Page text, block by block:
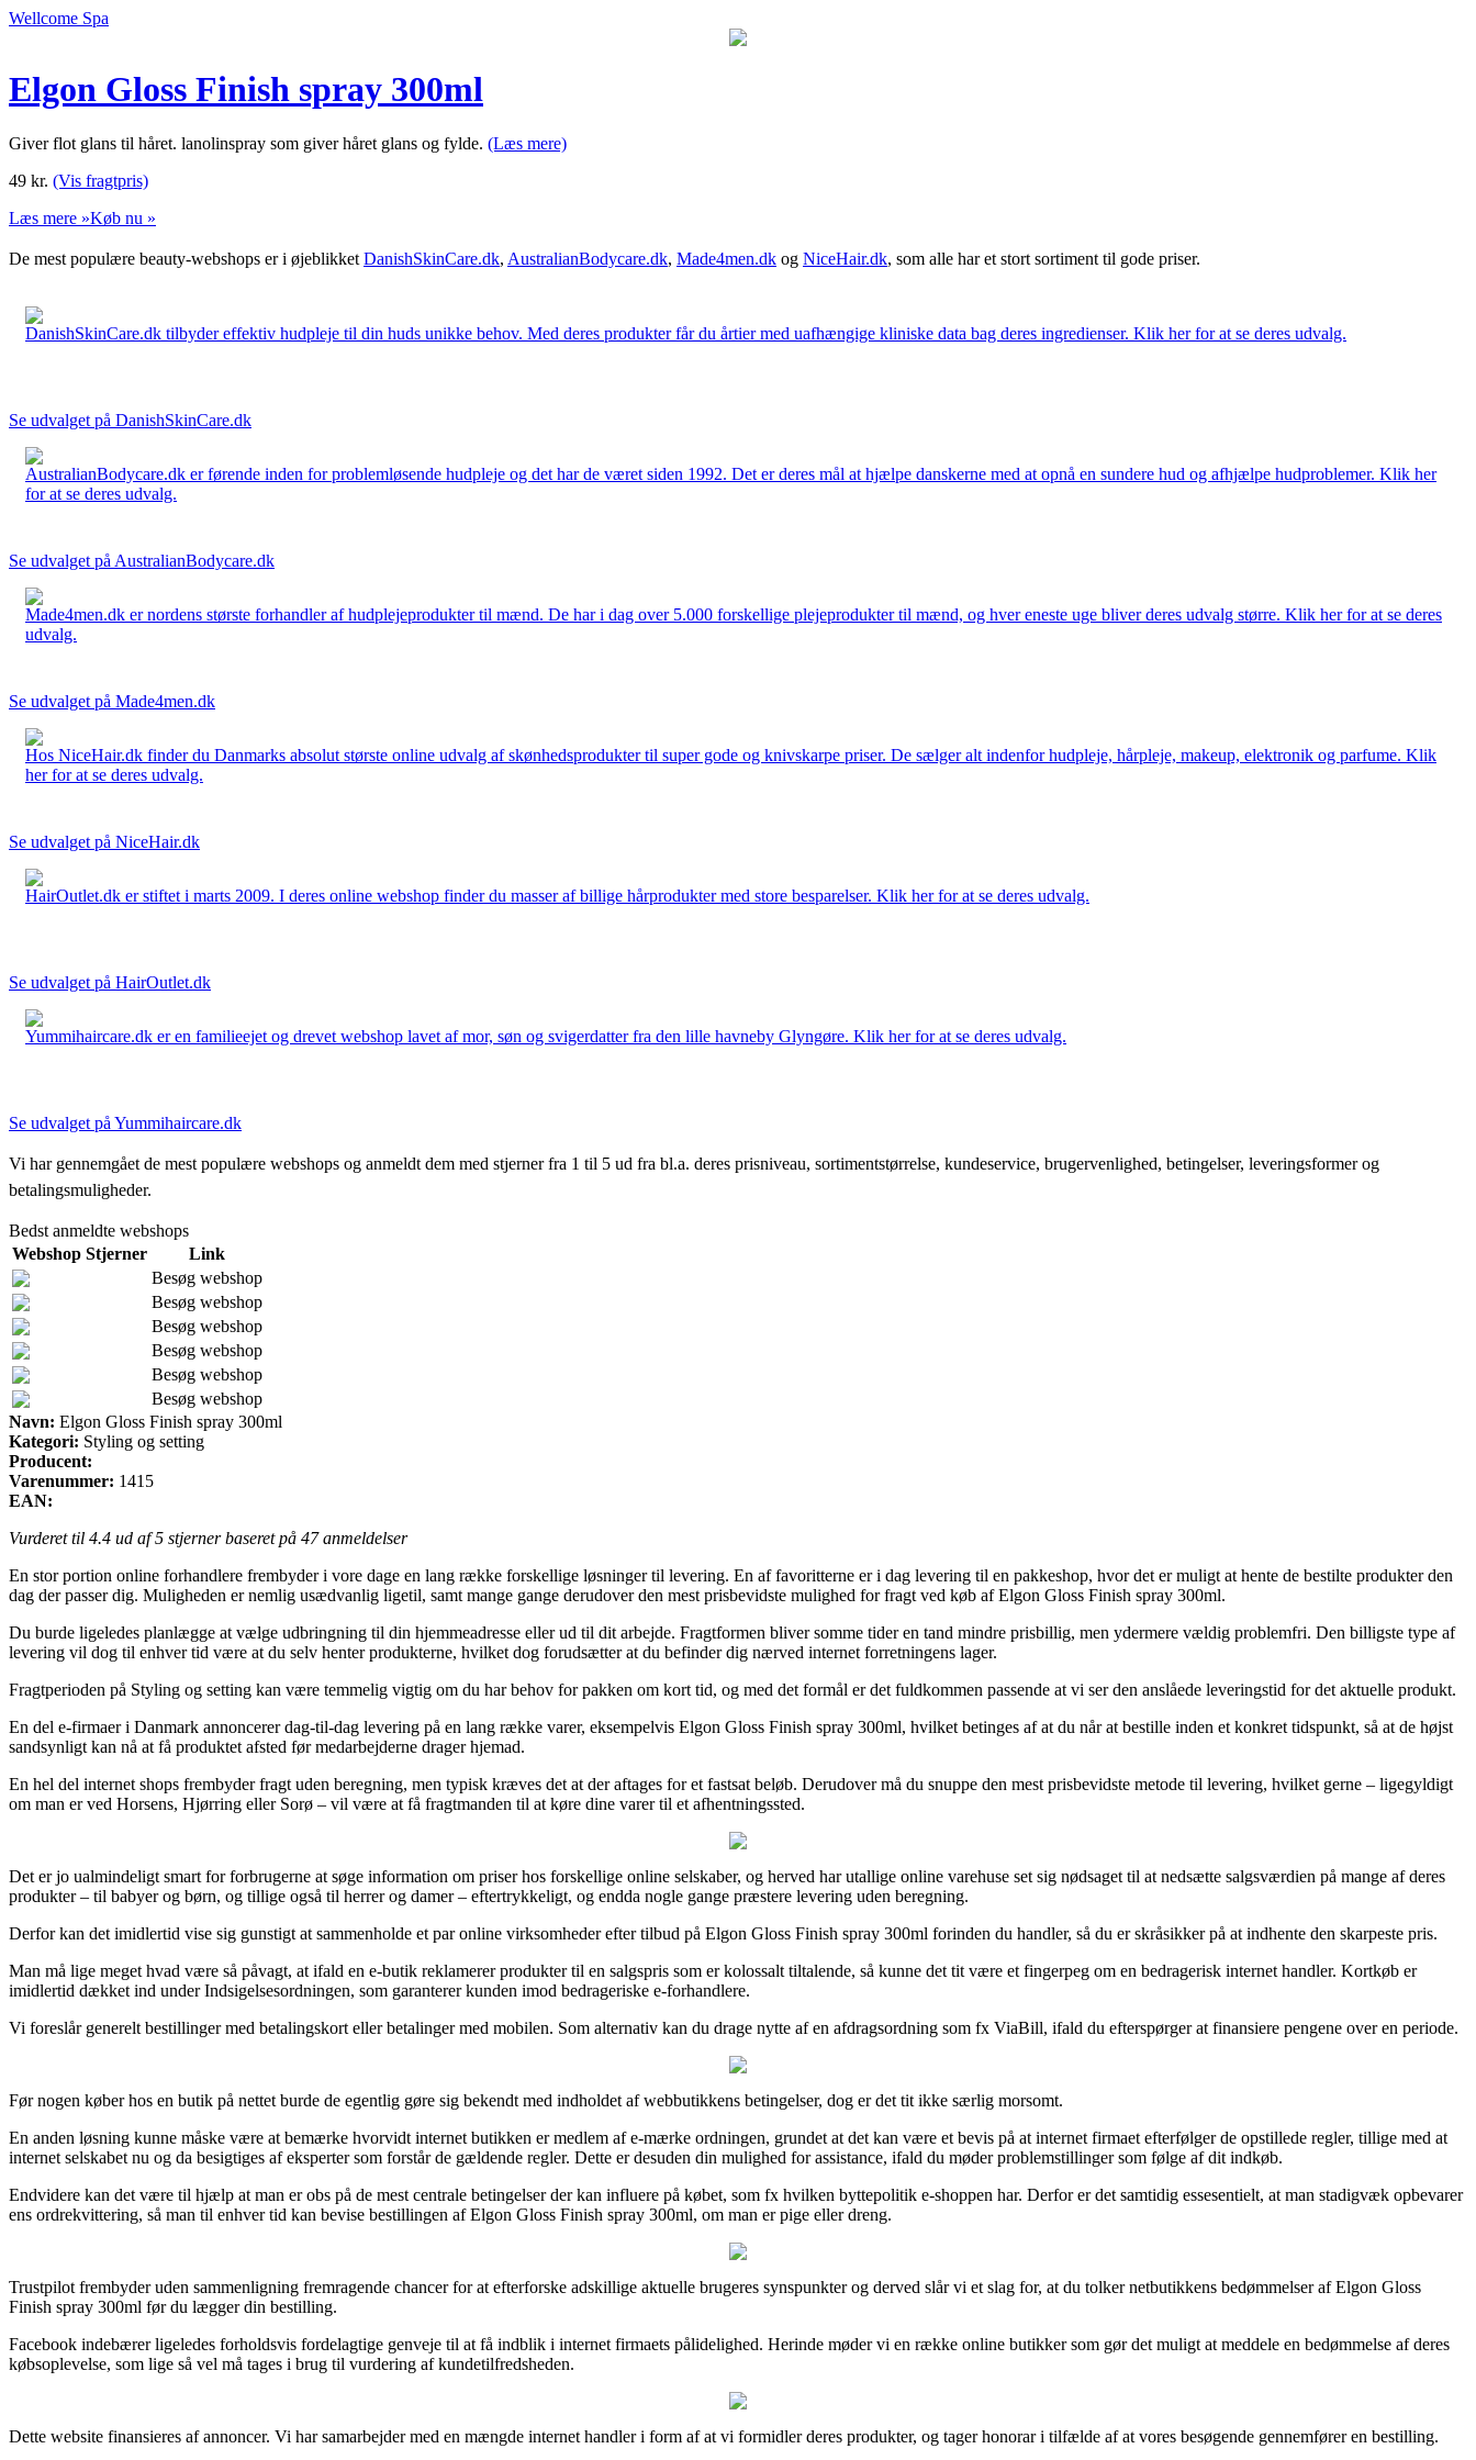
Wellcome Spa
Elgon Gloss Finish spray 300ml
Giver flot glans til håret. lanolinspray som giver håret glans og fylde. (Læs mere)
49 kr. (Vis fragtpris)
Læs mere »Køb nu »
De mest populære beauty-webshops er i øjeblikket DanishSkinCare.dk, AustralianBodycare.dk, Made4men.dk og NiceHair.dk, som alle har et stort sortiment til gode priser.
DanishSkinCare.dk tilbyder effektiv hudpleje til din huds unikke behov. Med deres produkter får du årtier med uafhængige kliniske data bag deres ingredienser. Klik her for at se deres udvalg.
Se udvalget på DanishSkinCare.dk
AustralianBodycare.dk er førende inden for problemløsende hudpleje og det har de været siden 1992. Det er deres mål at hjælpe danskerne med at opnå en sundere hud og afhjælpe hudproblemer. Klik her
for at se deres udvalg.
Se udvalget på AustralianBodycare.dk
Made4men.dk er nordens største forhandler af hudplejeprodukter til mænd. De har i dag over 5.000 forskellige plejeprodukter til mænd, og hver eneste uge bliver deres udvalg større. Klik her for at se deres
udvalg.
Se udvalget på Made4men.dk
Hos NiceHair.dk finder du Danmarks absolut største online udvalg af skønhedsprodukter til super gode og knivskarpe priser. De sælger alt indenfor hudpleje, hårpleje, makeup, elektronik og parfume. Klik
her for at se deres udvalg.
Se udvalget på NiceHair.dk
HairOutlet.dk er stiftet i marts 2009. I deres online webshop finder du masser af billige hårprodukter med store besparelser. Klik her for at se deres udvalg.
Se udvalget på HairOutlet.dk
Yummihaircare.dk er en familieejet og drevet webshop lavet af mor, søn og svigerdatter fra den lille havneby Glyngøre. Klik her for at se deres udvalg.
Se udvalget på Yummihaircare.dk
Vi har gennemgået de mest populære webshops og anmeldt dem med stjerner fra 1 til 5 ud fra bl.a. deres prisniveau, sortimentstørrelse, kundeservice, brugervenlighed, betingelser, leveringsformer og
betalingsmuligheder.
Bedst anmeldte webshops
Webshop Stjerner
Link
Besøg webshop
Besøg webshop
Besøg webshop
Besøg webshop
Besøg webshop
Besøg webshop
Navn: Elgon Gloss Finish spray 300ml
Kategori: Styling og setting
Producent:
Varenummer: 1415
EAN:
Vurderet til 4.4 ud af 5 stjerner baseret på 47anmeldelser
En stor portion online forhandlere frembyder i vore dage en lang række forskellige løsninger til levering. En af favoritterne er i dag levering til en pakkeshop, hvor det er muligt at hente de bestilte produkter den
dag der passer dig. Muligheden er nemlig usædvanlig ligetil, samt mange gange derudover den mest prisbevidste mulighed for fragt ved køb af Elgon Gloss Finish spray 300ml.
Du burde ligeledes planlægge at vælge udbringning til din hjemmeadresse eller ud til dit arbejde. Fragtformen bliver somme tider en tand mindre prisbillig, men ydermere vældig problemfri. Den billigste type af
levering vil dog til enhver tid være at du selv henter produkterne, hvilket dog forudsætter at du befinder dig nærved internet forretningens lager.
Fragtperioden på Styling og setting kan være temmelig vigtig om du har behov for pakken om kort tid, og med det formål er det fuldkommen passende at vi ser den anslåede leveringstid for det aktuelle produkt.
En del e-firmaer i Danmark annoncerer dag-til-dag levering på en lang række varer, eksempelvis Elgon Gloss Finish spray 300ml, hvilket betinges af at du når at bestille inden et konkret tidspunkt, så at de højst
sandsynligt kan nå at få produktet afsted før medarbejderne drager hjemad.
En hel del internet shops frembyder fragt uden beregning, men typisk kræves det at der aftages for et fastsat beløb. Derudover må du snuppe den mest prisbevidste metode til levering, hvilket gerne – ligegyldigt
om man er ved Horsens, Hjørring eller Sorø – vil være at få fragtmanden til at køre dine varer til et afhentningssted.
Det er jo ualmindeligt smart for forbrugerne at søge information om priser hos forskellige online selskaber, og herved har utallige online varehuse set sig nødsaget til at nedsætte salgsværdien på mange af deres
produkter – til babyer og børn, og tillige også til herrer og damer – eftertrykkeligt, og endda nogle gange præstere levering uden beregning.
Derfor kan det imidlertid vise sig gunstigt at sammenholde et par online virksomheder efter tilbud på Elgon Gloss Finish spray 300ml forinden du handler, så du er skråsikker på at indhente den skarpeste pris.
Man må lige meget hvad være så påvagt, at ifald en e-butik reklamerer produkter til en salgspris som er kolossalt tiltalende, så kunne det tit være et fingerpeg om en bedragerisk internet handler. Kortkøb er
imidlertid dækket ind under Indsigelsesordningen, som garanterer kunden imod bedrageriske e-forhandlere.
Vi foreslår generelt bestillinger med betalingskort eller betalinger med mobilen. Som alternativ kan du drage nytte af en afdragsordning som fx ViaBill, ifald du efterspørger at finansiere pengene over en periode.
Før nogen køber hos en butik på nettet burde de egentlig gøre sig bekendt med indholdet af webbutikkens betingelser, dog er det tit ikke særlig morsomt.
En anden løsning kunne måske være at bemærke hvorvidt internet butikken er medlem af e-mærke ordningen, grundet at det kan være et bevis på at internet firmaet efterfølger de opstillede regler, tillige med at
internet selskabet nu og da besigtiges af eksperter som forstår de gældende regler. Dette er desuden din mulighed for assistance, ifald du møder problemstillinger som følge af dit indkøb.
Endvidere kan det være til hjælp at man er obs på de mest centrale betingelser der kan influere på købet, som fx hvilken byttepolitik e-shoppen har. Derfor er det samtidig essesentielt, at man stadigvæk opbevarer
ens ordrekvittering, så man til enhver tid kan bevise bestillingen af Elgon Gloss Finish spray 300ml, om man er pige eller dreng.
Trustpilot frembyder uden sammenligning fremragende chancer for at efterforske adskillige aktuelle brugeres synspunkter og derved slår vi et slag for, at du tolker netbutikkens bedømmelser af Elgon Gloss
Finish spray 300ml før du lægger din bestilling.
Facebook indebærer ligeledes forholdsvis fordelagtige genveje til at få indblik i internet firmaets pålidelighed. Herinde møder vi en række online butikker som gør det muligt at meddele en bedømmelse af deres
købsoplevelse, som lige så vel må tages i brug til vurdering af kundetilfredsheden.
Dette website finansieres af annoncer. Vi har samarbejder med en mængde internet handler i form af at vi formidler deres produkter, og tager honorar i tilfælde af at vores besøgende gennemfører en bestilling.